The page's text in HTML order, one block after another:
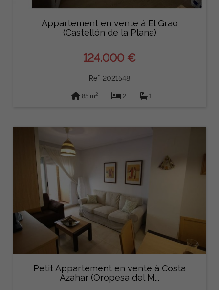
Appartement en vente à El Grao
(Castellón de la Plana)
124.000 €
Ref: 2021548
85 m2 2 1
Petit Appartement en vente à Costa
Azahar (Oropesa del M...